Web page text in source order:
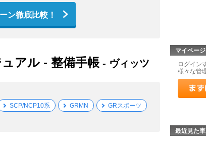
ン徹底比較！
アル - 整備手帳 - ヴィッツ
SCP/NCP10系 GRMN GRスポーツ
マイペー
ログイン
様々な管
最近見た車